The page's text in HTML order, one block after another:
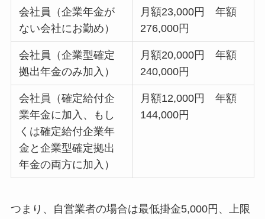
会社員（企業年金が
ない会社にお勤め）
月額23,000円 年額
276,000円
会社員（企業型確定
拠出年金のみ加入）
月額20,000円 年額
240,000円
会社員（確定給付企
業年金に加入、もし
くは確定給付企業年
金と企業型確定拠出
年金の両方に加入）
月額12,000円 年額
144,000円
つまり、自営業者の場合は最低掛金5,000円、上限